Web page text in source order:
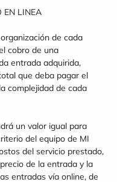
EN LINEA
de cada
cobro de una
entrada adquirida,
que deba pagar el
complejidad de cada
un valor igual para
del equipo de MI
del servicio prestado,
de la entrada y la
entradas vía online, de